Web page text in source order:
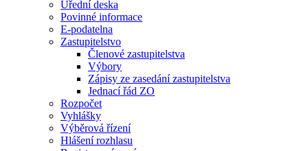
Úřední deska
Povinné informace
E-podatelna
Zastupitelstvo
Členové zastupitelstva
Výbory
Zápisy ze zasedání zastupitelstva
Jednací řád ZO
Rozpočet
Vyhlášky
Výběrová řízení
Hlášení rozhlasu